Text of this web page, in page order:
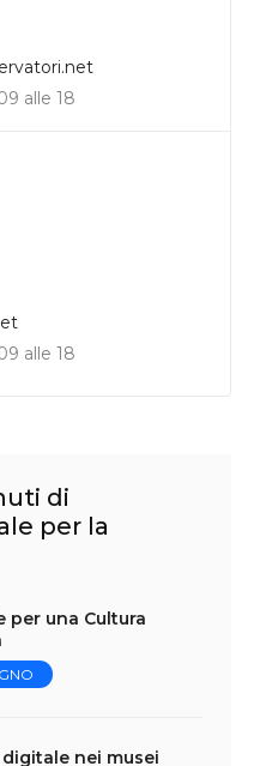
alle 18
alle 18
di
per la
per una Cultura
digitale nei musei